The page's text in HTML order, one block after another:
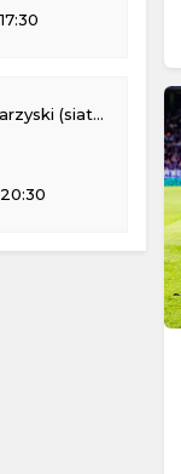
(siatkówka)